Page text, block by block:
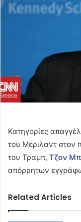
Κατηγορίες
του Μέριλαντ στον
του Τραμπ, Τζον
απόρρητων
Related Articles